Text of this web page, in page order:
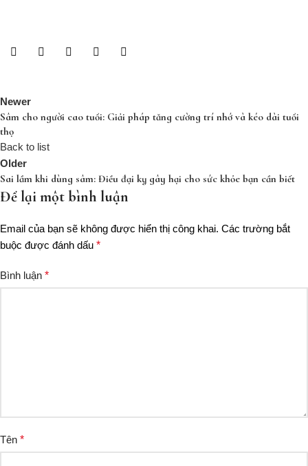
Newer
Sâm cho người cao tuổi: Giải pháp tăng cường trí nhớ và kéo dài tuổi
thọ
Back to list
Older
Sai lầm khi dùng sâm: Điều đại kỵ gây hại cho sức khỏe bạn cần biết
Để lại một bình luận
Email của bạn sẽ không được hiển thị công khai. Các trường bắt
buộc được đánh dấu *
Bình luận *
Tên *